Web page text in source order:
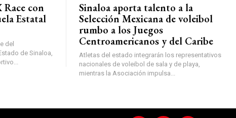
con
Estatal
del
de Sinaloa,
Sinaloa aporta talento a la
Selección Mexicana de voleibol
rumbo a los Juegos
Centroamericanos y del Caribe
Atletas del estado integrarán los representativos
nacionales de voleibol de sala y de playa,
mientras la Asociación impulsa...